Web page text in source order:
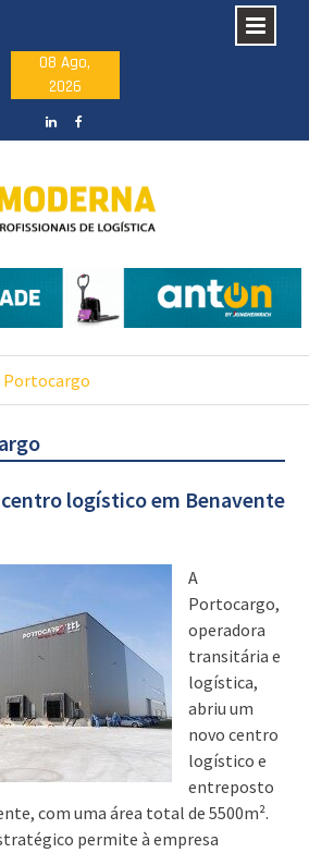
08 Ago,
2026
Portocargo
logístico em Benavente
A
Portocargo,
operadora
transitária e
logística,
abriu um
novo centro
logístico e
entreposto
com uma área total de 5500m².
permite à empresa